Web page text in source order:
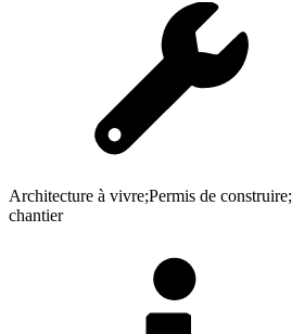
Architecture à vivre;Permis de
chantier